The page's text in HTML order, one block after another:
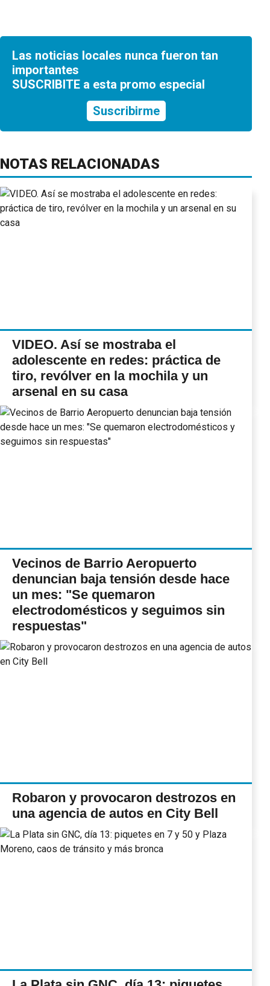
Las noticias locales nunca fueron tan
importantes
SUSCRIBITE a esta promo especial
Suscribirme
NOTAS RELACIONADAS
VIDEO. Así se mostraba el
adolescente en redes: práctica de
tiro, revólver en la mochila y un
arsenal en su casa
Vecinos de Barrio Aeropuerto
denuncian baja tensión desde hace
un mes: "Se quemaron
electrodomésticos y seguimos sin
respuestas"
Robaron y provocaron destrozos en
una agencia de autos en City Bell